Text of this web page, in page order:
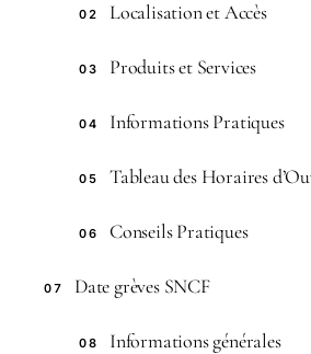
02 Localisation et Accès
03 Produits et Services
04 Informations Pratiques
05 Tableau des Horaires
06 Conseils Pratiques
07 Date grèves SNCF
08 Informations générales